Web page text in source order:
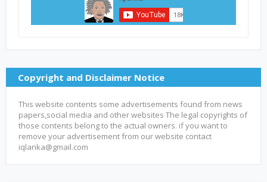
Copyright and Disclaimer Notice
This website contents some advertisements found from news
papers,social media and other websites The legal copyrights of
those contents belong to the actual owners. if you want to
remove your advertisement from our website contact
iqlanka@gmail.com